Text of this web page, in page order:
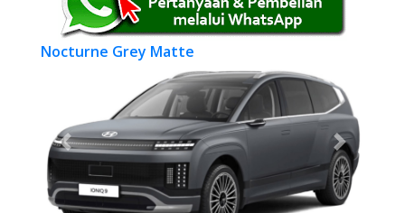
Nocturne Grey Matte
Previous Next